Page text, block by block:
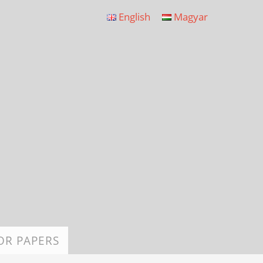
English Magyar
PAPERS